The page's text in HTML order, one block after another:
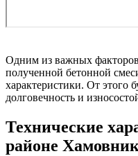
Одним из важных
полученной бетонной
характеристики. От этого
долговечность и
Технические
районе